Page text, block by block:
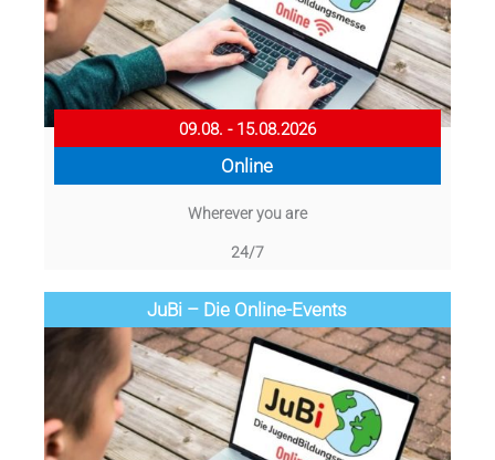
09.08. - 15.08.2026
Online
Wherever you are
24/7
JuBi – Die Online-Events